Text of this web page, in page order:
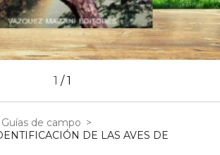
1 /1
Guías de campo >
DE LAS AVES DE